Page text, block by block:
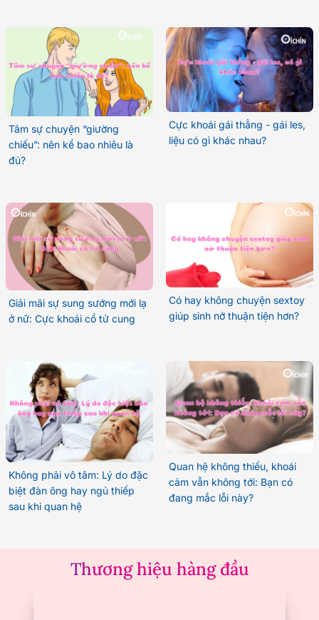
Tâm sự chuyện “giường
chiếu”: nên kể bao nhiêu là
đủ?
Cực khoái gái thẳng - gái les,
liệu có gì khác nhau?
Giải mãi sự sung sướng mới lạ
ở nữ: Cực khoái cổ tử cung
Có hay không chuyện sextoy
giúp sinh nở thuận tiện hơn?
Không phải vô tâm: Lý do đặc
biệt đàn ông hay ngủ thiếp
sau khi quan hệ
Quan hệ không thiếu, khoái
cảm vẫn không tới: Bạn có
đang mắc lỗi này?
Thương hiệu hàng đầu